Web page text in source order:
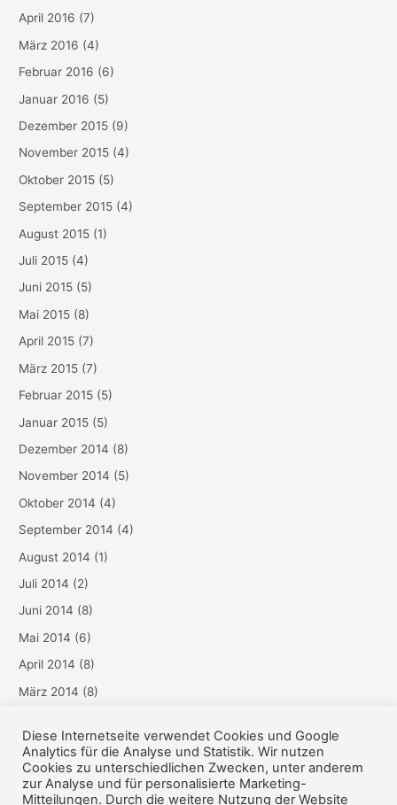
April 2016 (7)
März 2016 (4)
Februar 2016 (6)
Januar 2016 (5)
Dezember 2015 (9)
November 2015 (4)
Oktober 2015 (5)
September 2015 (4)
August 2015 (1)
Juli 2015 (4)
Juni 2015 (5)
Mai 2015 (8)
April 2015 (7)
März 2015 (7)
Februar 2015 (5)
Januar 2015 (5)
Dezember 2014 (8)
November 2014 (5)
Oktober 2014 (4)
September 2014 (4)
August 2014 (1)
Juli 2014 (2)
Juni 2014 (8)
Mai 2014 (6)
April 2014 (8)
März 2014 (8)
Januar 2014(3)
Dezember 2013(6)
Diese Internetseite verwendet Cookies und Google
Analytics für die Analyse und Statistik. Wir nutzen
Cookies zu unterschiedlichen Zwecken, unter anderem
zur Analyse und für personalisierte Marketing-
Mitteilungen. Durch die weitere Nutzung der Website